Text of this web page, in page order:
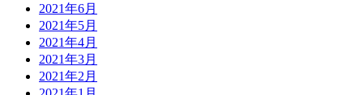
2021年6月
2021年5月
2021年4月
2021年3月
2021年2月